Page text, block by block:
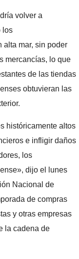
volver a
los
alta mar, sin poder
mercancías, lo que
de las tiendas
obtuvieran las
históricamente altos
e infligir daños
los
dijo el lunes
Nacional de
de compras
y otras empresas
la cadena de